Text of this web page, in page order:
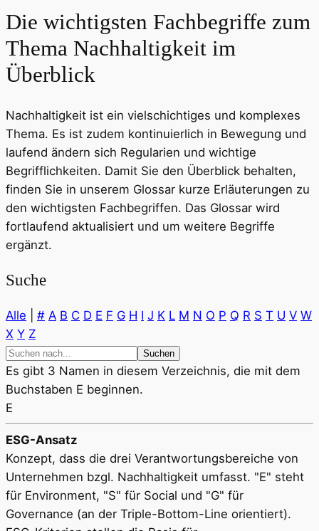
Die wichtigsten Fachbegriffe zum
Thema Nachhaltigkeit im
Überblick
Nachhaltigkeit ist ein vielschichtiges und komplexes
Thema. Es ist zudem kontinuierlich in Bewegung und
laufend ändern sich Regularien und wichtige
Begrifflichkeiten. Damit Sie den Überblick behalten,
finden Sie in unserem Glossar kurze Erläuterungen zu
den wichtigsten Fachbegriffen. Das Glossar wird
fortlaufend aktualisiert und um weitere Begriffe
ergänzt.
Suche
Alle # A B C D E F G H I J K L M N O P Q R S T U V W
X Y Z
Es gibt 3 Namen in diesem Verzeichnis, die mit dem
Buchstaben E beginnen.
E
ESG-Ansatz
Konzept, dass die drei Verantwortungsbereiche von
Unternehmen bzgl. Nachhaltigkeit umfasst. "E" steht
für Environment, "S" für Social und "G" für
Governance (an der Triple-Bottom-Line orientiert).